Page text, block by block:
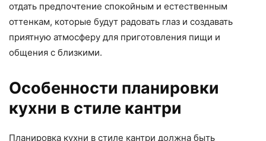
отдать предпочтение спокойным и естественным
оттенкам, которые будут радовать глаз и создавать
приятную атмосферу для приготовления пищи и
общения с близкими.
Особенности планировки
кухни в стиле кантри
Планировка кухни в стиле кантри должна быть